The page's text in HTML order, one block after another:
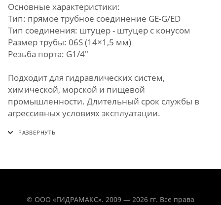
Основные характеристики:
Тип: прямое трубное соединение GE-G/ED
Тип соединения: штуцер - штуцер с конусом
Размер трубы: 06S (14×1,5 мм)
Резьба порта: G1/4"
Подходит для гидравлических систем,
химической, морской и пищевой
промышленности. Длительный срок службы в
агрессивных условиях эксплуатации.
© ООО «ГИДРАМАКС». 2009 — 2026 гг. Все права